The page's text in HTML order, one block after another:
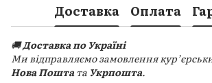
Доставка Оплата
🚚Доставка по Україні
Ми відправляємо замовлення
Нова Поштата Укрпошта.